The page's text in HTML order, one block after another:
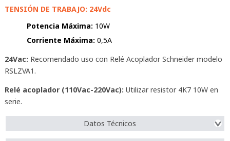
TENSIÓN DE TRABAJO: 24Vdc
Potencia Máxima: 10W
Corriente Máxima: 0,5A
24Vac: Recomendado uso con Relé Acoplador Schneider modelo
RSLZVA1.
Relé acoplador (110Vac-220Vac): Utilizar resistor 4K7 10W en
serie.
Datos Técnicos